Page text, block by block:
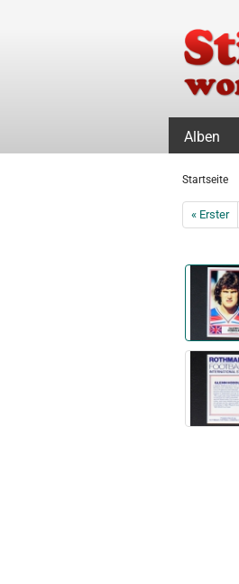
Alben
Startseite
« Erster